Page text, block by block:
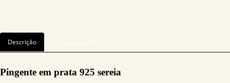
Descrição
Pingente em prata 925 sereia